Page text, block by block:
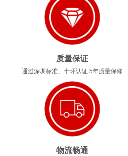
质量保证
通过深圳标准、十环认证 5年质量保修
物流畅通